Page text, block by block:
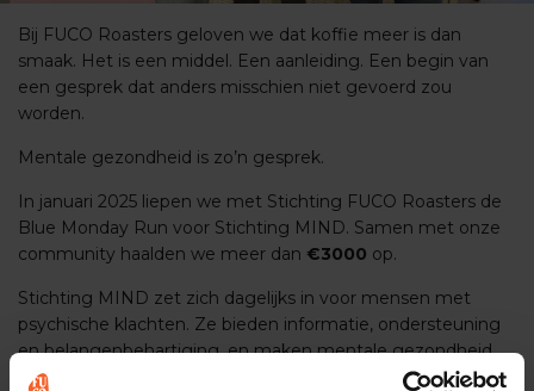
Bij FUCO Roasters geloven we dat koffie meer is dan
smaak. Het is een middel. Een aanleiding. Een begin van
een gesprek dat anders misschien niet gevoerd zou
worden.
Mentale gezondheid is zo’n gesprek.
In januari 2025 liepen we met Stichting FUCO Roasters de
Blue Monday Run voor Stichting MIND. Samen met onze
community haalden we meer dan €3000 op.
Stichting MIND zet zich dagelijks in voor mensen met
psychische klachten. Ze bieden informatie, ondersteuning
en belangenbehartiging, en maken mentale gezondheid
bespreekbaar in Nederland. Werk dat nodig is. Elke dag